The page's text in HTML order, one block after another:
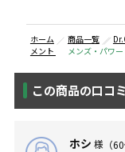
ホーム 商品一覧
メント
メンズ・パワー
この商品の口コミ
ホシ 様 （